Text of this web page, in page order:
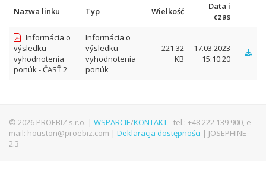
Nazwa linku Typ Wielkość
Data i
czas
Informácia o
výsledku
vyhodnotenia
ponúk - ČASŤ 2
Informácia o
výsledku
vyhodnotenia
ponúk
221.32
KB
17.03.2023
15:10:20
© 2026 PROEBIZ s.r.o. | WSPARCIE/KONTAKT- tel.: +48 222 139 900, e-
mail: houston@proebiz.com | Deklaracja dostępności | JOSEPHINE
2.3